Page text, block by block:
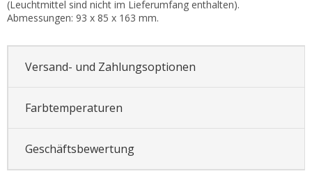
(Leuchtmittel sind nicht im Lieferumfang enthalten).
Abmessungen: 93 x 85 x 163 mm.
Versand- und Zahlungsoptionen
Farbtemperaturen
Geschäftsbewertung